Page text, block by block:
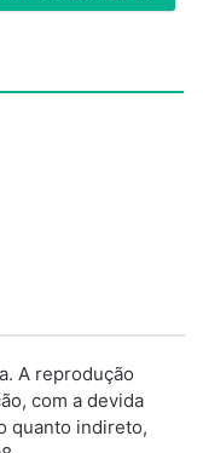
A reprodução
com a devida
quanto indireto,